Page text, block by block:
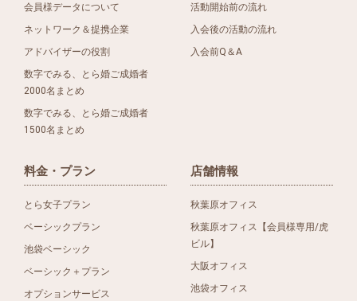
会員様データについて
ネットワーク＆提携企業
アドバイザーの役割
数字でみる、とら婚ご成婚者
2000名まとめ
数字でみる、とら婚ご成婚者
1500名まとめ
活動開始前の流れ
入会後の活動の流れ
入会前Q＆A
料金・プラン
とら女子プラン
ベーシックプラン
池袋ベーシック
ベーシック＋プラン
オプションサービス
店舗情報
秋葉原オフィス
秋葉原オフィス【会員様専用/虎
ビル】
大阪オフィス
池袋オフィス